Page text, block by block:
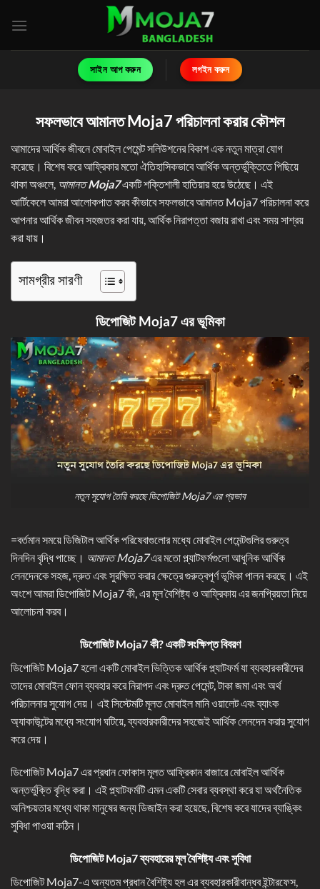
সাইন আপ করুন লগইন করুন
সফলভাবে আমানত Moja7পরিচালনা করার কৌশল
আমাদের আর্থিক জীবনে মোবাইল পেমেন্ট সলিউশনের বিকাশ এক নতুন মাত্রা যোগ
করেছে। বিশেষ করে আফ্রিকার মতো ঐতিহাসিকভাবে আর্থিক অন্তর্ভুক্তিতে পিছিয়ে
থাকা অঞ্চলে, আমানতMoja7একটি শক্তিশালী হাতিয়ার হয়ে উঠেছে। এই
আর্টিকেলে আমরা আলোকপাত করব কীভাবে সফলভাবে আমানত Moja7 পরিচালনা করে
আপনার আর্থিক জীবন সহজতর করা যায়, আর্থিক নিরাপত্তা বজায় রাখা এবং সময় সাশ্রয়
করা যায়।
সামগ্রীর সারণী
ডিপোজিট Moja7এর ভূমিকা
নতুন সুযোগ তৈরি করছে ডিপোজিট Moja7 এর প্রভাব
=বর্তমান সময়ে ডিজিটাল আর্থিক পরিষেবাগুলোর মধ্যে মোবাইল পেমেন্টগুলির গুরুত্ব
দিনদিন বৃদ্ধি পাচ্ছে। আমানত Moja7এর মতো প্ল্যাটফর্মগুলো আধুনিক আর্থিক
লেনদেনকে সহজ, দ্রুত এবং সুরক্ষিত করার ক্ষেত্রে গুরুত্বপূর্ণ ভূমিকা পালন করছে। এই
অংশে আমরা ডিপোজিট Moja7 কী, এর মূল বৈশিষ্ট্য ও আফ্রিকায় এর জনপ্রিয়তা নিয়ে
আলোচনা করব।
ডিপোজিট Moja7কী?একটি সংক্ষিপ্ত বিবরণ
ডিপোজিট Moja7 হলো একটি মোবাইল ভিত্তিক আর্থিক প্ল্যাটফর্ম যা ব্যবহারকারীদের
তাদের মোবাইল ফোন ব্যবহার করে নিরাপদ এবং দ্রুত পেমেন্ট, টাকা জমা এবং অর্থ
পরিচালনার সুযোগ দেয়। এই সিস্টেমটি মূলত মোবাইল মানি ওয়ালেট এবং ব্যাংক
অ্যাকাউন্টের মধ্যে সংযোগ ঘটিয়ে, ব্যবহারকারীদের সহজেই আর্থিক লেনদেন করার সুযোগ
করে দেয়।
ডিপোজিট Moja7 এর প্রধান ফোকাস মূলত আফ্রিকান বাজারে মোবাইল আর্থিক
অন্তর্ভুক্তি বৃদ্ধি করা। এই প্ল্যাটফর্মটি এমন একটি সেবার ব্যবস্থা করে যা অর্থনৈতিক
অনিশ্চয়তার মধ্যে থাকা মানুষের জন্য ডিজাইন করা হয়েছে, বিশেষ করে যাদের ব্যাঙ্কিং
সুবিধা পাওয়া কঠিন।
ডিপোজিট Moja7ব্যবহারের মূল বৈশিষ্ট্য এবং সুবিধা
ডিপোজিট Moja7-এ অন্যতম প্রধান বৈশিষ্ট্য হল এর ব্যবহারকারীবান্ধব ইন্টারফেস,